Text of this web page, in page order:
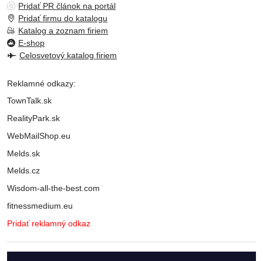
Pridať PR článok na portál
Pridať firmu do katalogu
Katalog a zoznam firiem
E-shop
Celosvetový katalog firiem
Reklamné odkazy:
TownTalk.sk
RealityPark.sk
WebMailShop.eu
Melds.sk
Melds.cz
Wisdom-all-the-best.com
fitnessmedium.eu
Pridať reklamný odkaz